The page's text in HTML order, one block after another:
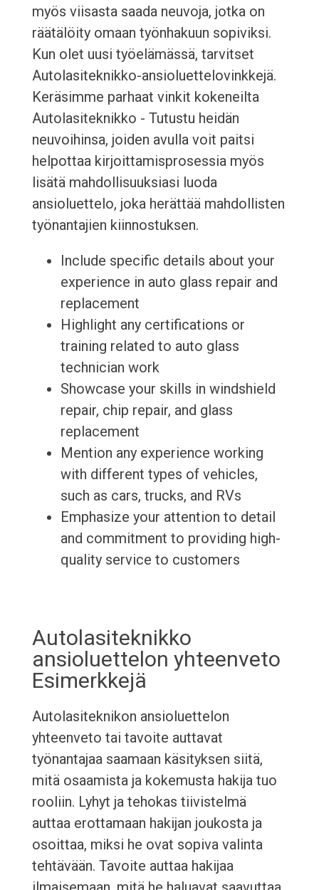
myös viisasta saada neuvoja, jotka on
räätälöity omaan työnhakuun sopiviksi.
Kun olet uusi työelämässä, tarvitset
Autolasiteknikko-ansioluettelovinkkejä.
Keräsimme parhaat vinkit kokeneilta
Autolasiteknikko - Tutustu heidän
neuvoihinsa, joiden avulla voit paitsi
helpottaa kirjoittamisprosessia myös
lisätä mahdollisuuksiasi luoda
ansioluettelo, joka herättää mahdollisten
työnantajien kiinnostuksen.
Include specific details about your
experience in auto glass repair and
replacement
Highlight any certifications or
training related to auto glass
technician work
Showcase your skills in windshield
repair, chip repair, and glass
replacement
Mention any experience working
with different types of vehicles,
such as cars, trucks, and RVs
Emphasize your attention to detail
and commitment to providing high-
quality service to customers
Autolasiteknikko
ansioluettelon yhteenveto
Esimerkkejä
Autolasiteknikon ansioluettelon
yhteenveto tai tavoite auttavat
työnantajaa saamaan käsityksen siitä,
mitä osaamista ja kokemusta hakija tuo
rooliin. Lyhyt ja tehokas tiivistelmä
auttaa erottamaan hakijan joukosta ja
osoittaa, miksi he ovat sopiva valinta
tehtävään. Tavoite auttaa hakijaa